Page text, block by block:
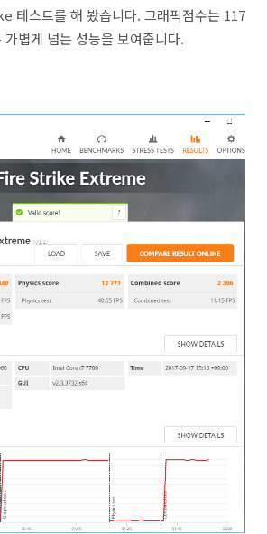
테스트를 해 봤습니다. 그래픽점수는 117
볍게 넘는 성능을 보여줍니다.